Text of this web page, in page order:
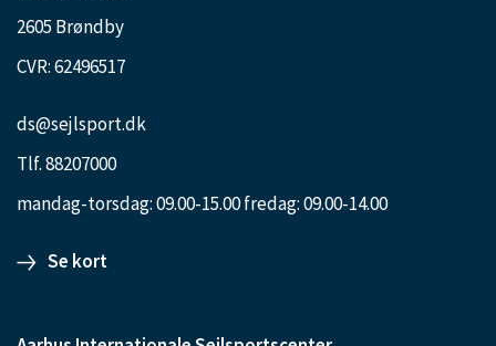
2605 Brøndby
CVR: 62496517
ds@sejlsport.dk
Tlf. 88207000
mandag-torsdag: 09.00-15.00 fredag: 09.00-14.00
Se kort